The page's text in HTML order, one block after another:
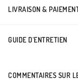
LIVRAISON &
GUIDE D'ENTRETIEN
COMMENTAIRES SUR